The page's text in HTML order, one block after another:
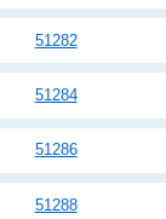
51282
51284
51286
51288